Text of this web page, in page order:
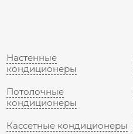
Настенные
кондиционеры
Потолочные
кондиционеры
Кассетные кондиционеры